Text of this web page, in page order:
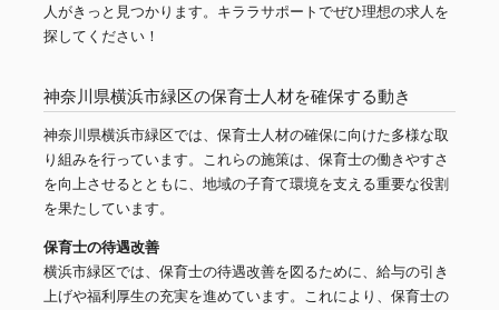
人がきっと見つかります。キララサポートでぜひ理想の求人を
探してください！
神奈川県横浜市緑区の保育士人材を確保する動き
神奈川県横浜市緑区では、保育士人材の確保に向けた多様な取
り組みを行っています。これらの施策は、保育士の働きやすさ
を向上させるとともに、地域の子育て環境を支える重要な役割
を果たしています。
保育士の待遇改善
横浜市緑区では、保育士の待遇改善を図るために、給与の引き
上げや福利厚生の充実を進めています。これにより、保育士の